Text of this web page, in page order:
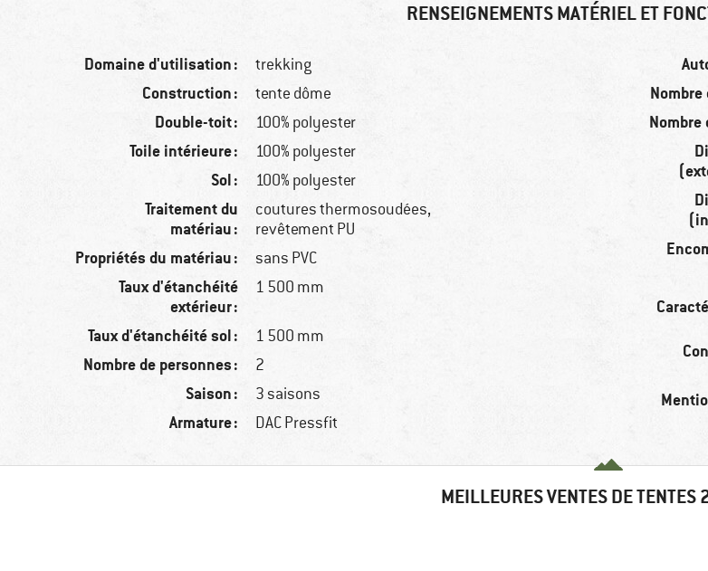
RENSEIGNEMENTS MATÉRIEL ET
Domaine d'utilisation : trekking
Construction : tente dôme
Double-toit : 100% polyester
Toile intérieure : 100% polyester
Sol : 100% polyester
Traitement du
matériau :
coutures thermosoudées,
revêtement PU
Propriétés du matériau : sans PVC
Taux d'étanchéité
extérieur :
1 500 mm
Taux d'étanchéité sol : 1 500 mm
Nombre de personnes : 2
Saison : 3 saisons
Armature : DAC Pressfit
Nombre
Nombre
MEILLEURES VENTES DE TENTES